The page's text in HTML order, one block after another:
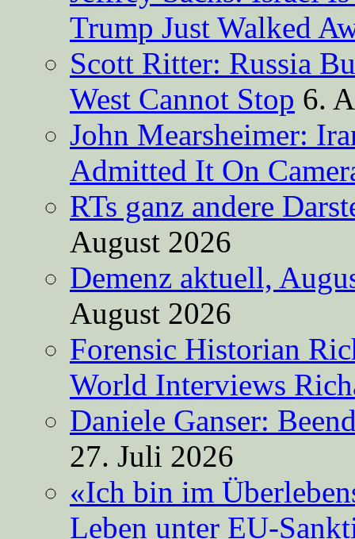
Trump Just Walked
Scott Ritter: Russia
West Cannot Stop 6.
John Mearsheimer:
Admitted It On
RTs ganz andere
August 2026
Demenz aktuell,
August 2026
Forensic Historian
World Interviews
Daniele Ganser:
27. Juli 2026
«Ich bin im
Leben unter EU-